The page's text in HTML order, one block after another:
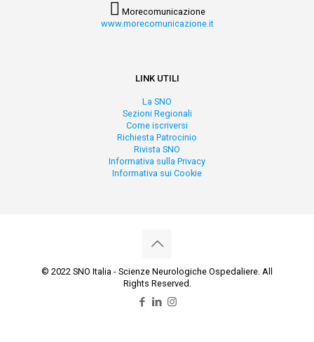
Morecomunicazione
www.morecomunicazione.it
LINK UTILI
La SNO
Sezioni Regionali
Come iscriversi
Richiesta Patrocinio
Rivista SNO
Informativa sulla Privacy
Informativa sui Cookie
© 2022 SNO Italia - Scienze Neurologiche Ospedaliere. All
Rights Reserved.